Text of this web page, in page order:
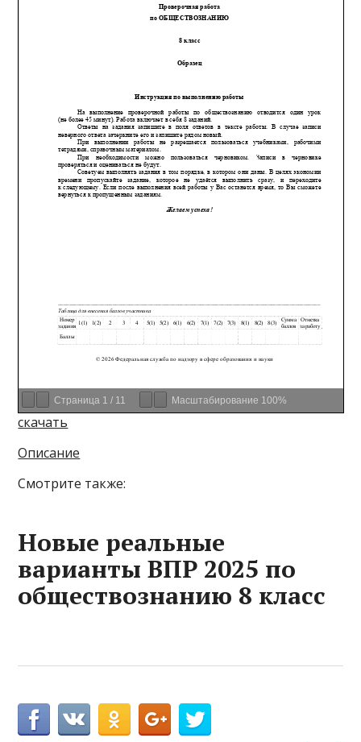
Страница 1 / 11 Масштабирование 100%
скачать
Описание
Смотрите также:
Новые реальные
варианты ВПР 2025 по
обществознанию 8 класс